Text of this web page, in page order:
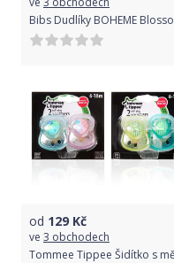
od 129 Kč
ve 3 obchodech